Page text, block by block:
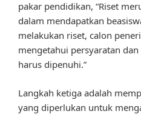
pakar pendidikan, “Riset
dalam mendapatkan
melakukan riset, calon
mengetahui persyaratan
harus dipenuhi.”
Langkah ketiga adalah
yang diperlukan untuk